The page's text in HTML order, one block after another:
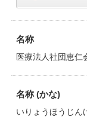
名称
医療法人社団恵仁
名称 (かな)
いりょうほうじん